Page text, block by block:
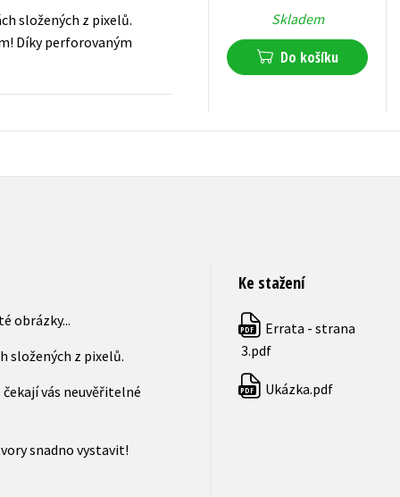
složených z pixelů.
Díky perforovaným
Skladem
Do košíku
obrázky...
složených z pixelů.
vás neuvěřitelné
snadno vystavit!
Ke stažení
PDF
Errata - strana
3.pdf
PDF Ukázka.pdf